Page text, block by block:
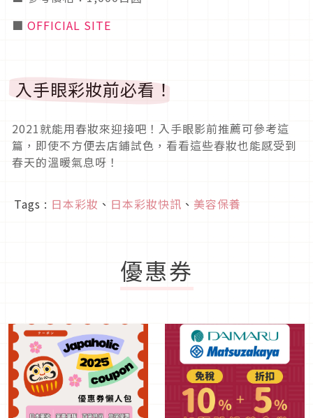
■ OFFICIAL SITE
入手眼彩妝前必看！
2021就能用春妝來迎接吧！入手眼影前推薦可參考這
篇，即使不方便去店鋪試色，看看這些春妝也能感受到
春天的溫暖氣息呀！
Tags : 日本彩妝 、 日本彩妝快訊 、 美容保養
優惠券